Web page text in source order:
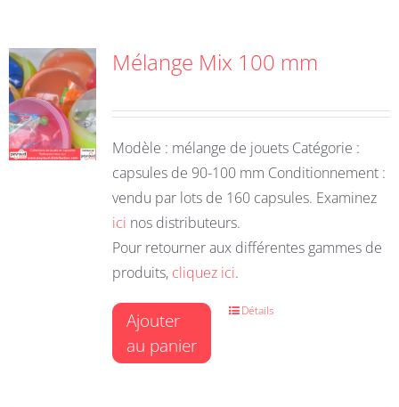
Mélange Mix 100 mm
Modèle : mélange de jouets Catégorie :
capsules de 90-100 mm Conditionnement :
vendu par lots de 160 capsules. Examinez
ici nos distributeurs.
Pour retourner aux différentes gammes de
produits, cliquez ici.
Ajouter
au panier
Détails